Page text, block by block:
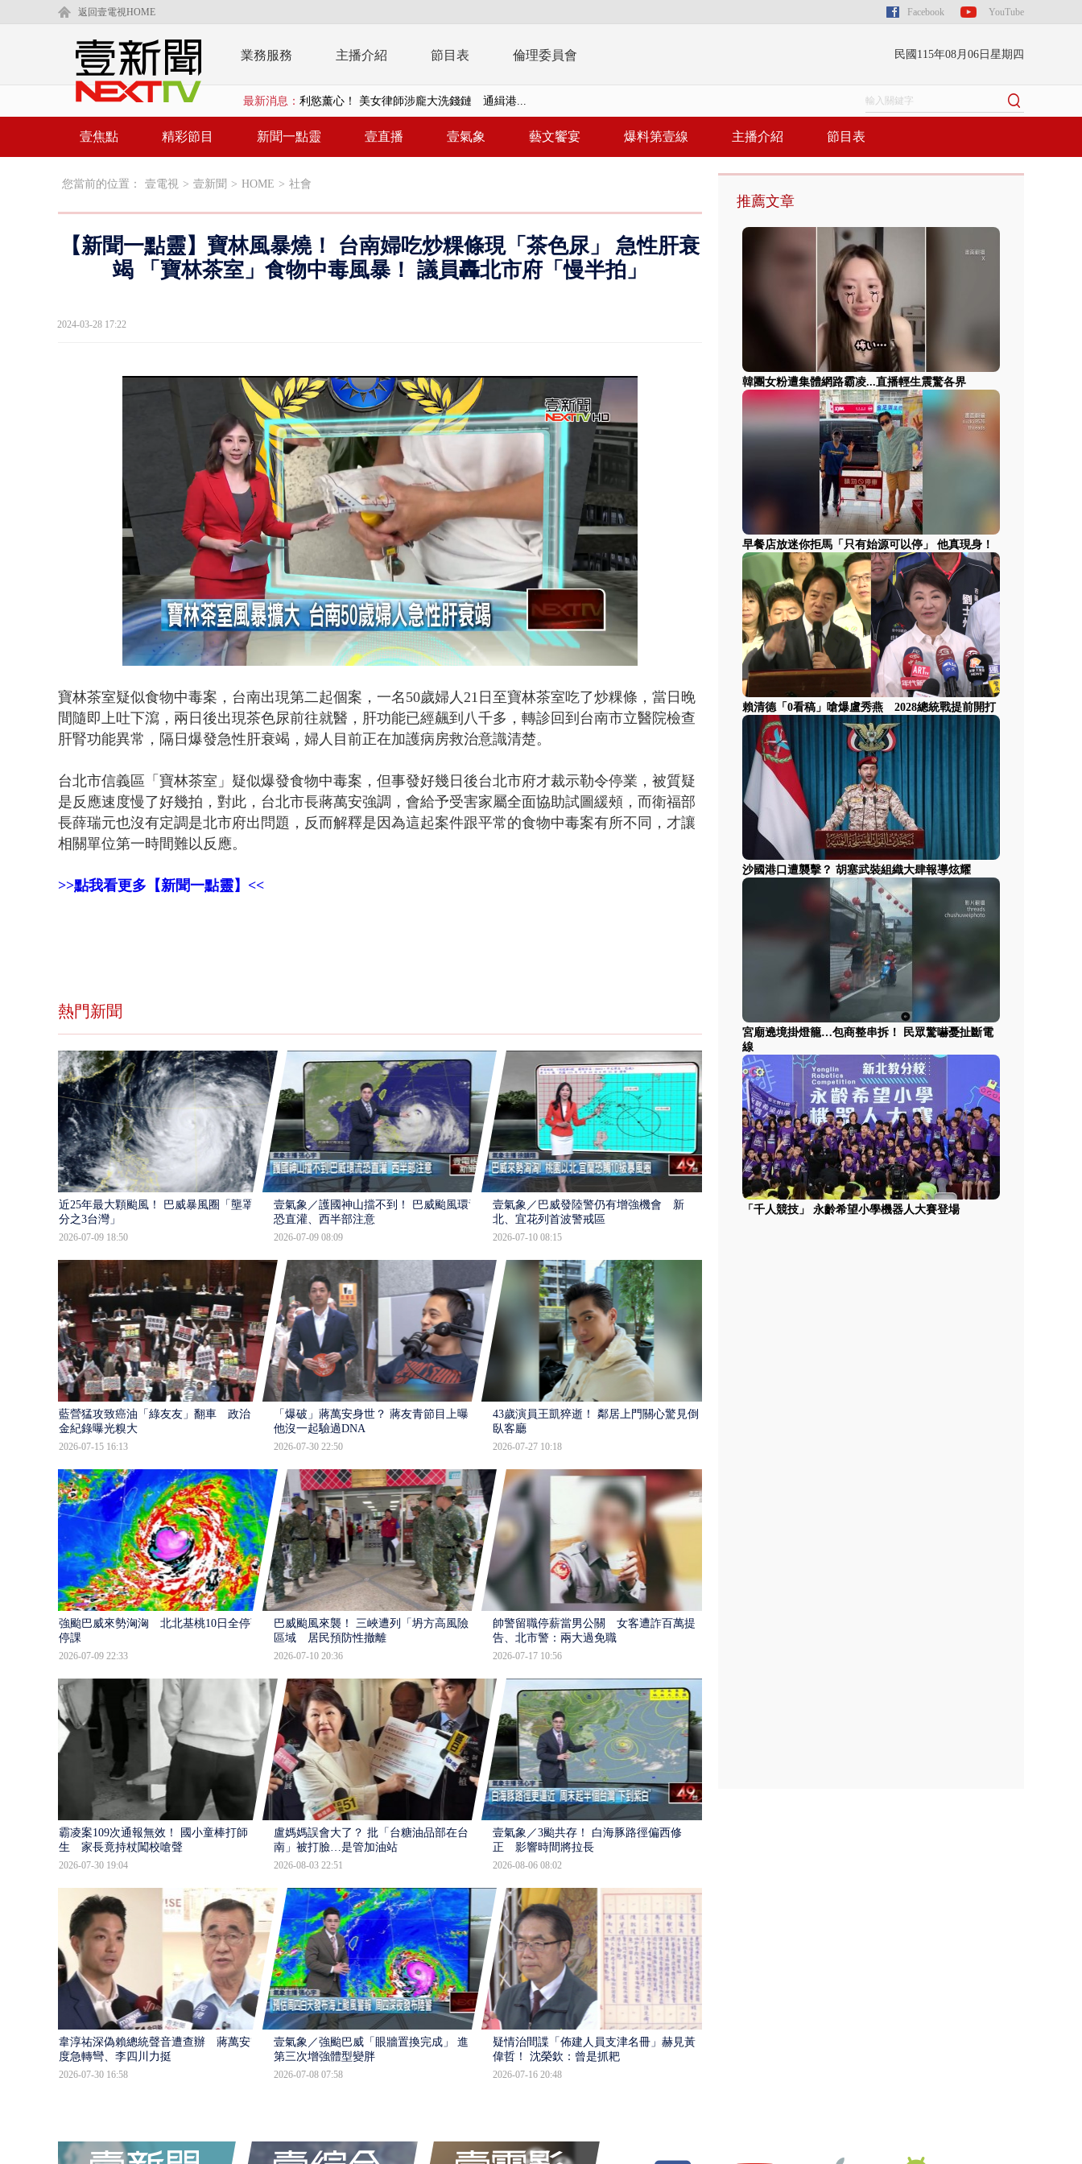
返回壹電視HOME Facebook YouTube
業務服務 主播介紹 節目表 倫理委員會 民國115年08月06日星期四
最新消息： 早餐店放迷你拒馬「只有始源可以停」 他真...
賴清德「0看稿」嗆爆盧秀燕 2028總統戰提...
狠詐慈濟「10.8億」 名律師聯手掮客騙買「B...
漢光42號演習第二日 防護關鍵基礎設施
壹焦點 精彩節目 新聞一點靈 壹直播 壹氣象 藝文饗宴 爆料第壹線 主播介紹 節目表
您當前的位置： 壹電視 > 壹新聞 > HOME > 社會
【新聞一點靈】寶林風暴燒！ 台南婦吃炒粿條現「茶色尿」 急性肝衰
竭 「寶林茶室」食物中毒風暴！ 議員轟北市府「慢半拍」
2024-03-28 17:22
Unmute
18.73%
寶林茶室疑似食物中毒案，台南出現第二起個案，一名50歲婦人21日至寶林茶室吃了炒粿條，當日晚
間隨即上吐下瀉，兩日後出現茶色尿前往就醫，肝功能已經飆到八千多，轉診回到台南市立醫院檢查
肝腎功能異常，隔日爆發急性肝衰竭，婦人目前正在加護病房救治意識清楚。
台北市信義區「寶林茶室」疑似爆發食物中毒案，但事發好幾日後台北市府才裁示勒令停業，被質疑
是反應速度慢了好幾拍，對此，台北市長蔣萬安強調，會給予受害家屬全面協助試圖緩頰，而衛福部
長薛瑞元也沒有定調是北市府出問題，反而解釋是因為這起案件跟平常的食物中毒案有所不同，才讓
相關單位第一時間難以反應。
>>點我看更多【新聞一點靈】<<
熱門新聞
近25年最大顆颱風！ 巴威暴風圈「壟罩4
分之3台灣」
2026-07-09 18:50
壹氣象／護國神山擋不到！ 巴威颱風環流
恐直灌、西半部注意
2026-07-09 08:09
壹氣象／巴威發陸警仍有增強機會 新
北、宜花列首波警戒區
2026-07-10 08:15
藍營猛攻致癌油「綠友友」翻車 政治獻
金紀錄曝光糗大
2026-07-15 16:13
「爆破」蔣萬安身世？ 蔣友青節目上曝：
他沒一起驗過DNA
2026-07-30 22:50
43歲演員王凱猝逝！ 鄰居上門關心驚見倒
臥客廳
2026-07-27 10:18
強颱巴威來勢洶洶 北北基桃10日全停班
停課
2026-07-09 22:33
巴威颱風來襲！ 三峽遭列「坍方高風險」
區域 居民預防性撤離
2026-07-10 20:36
帥警留職停薪當男公關 女客遭詐百萬提
告、北市警：兩大過免職
2026-07-17 10:56
霸凌案109次通報無效！ 國小童棒打師
生 家長竟持杖闖校嗆聲
2026-07-30 19:04
盧媽媽誤會大了？ 批「台糖油品部在台
南」被打臉…是管加油站
2026-08-03 22:51
壹氣象／3颱共存！ 白海豚路徑偏西修
正 影響時間將拉長
2026-08-06 08:02
韋淳祐深偽賴總統聲音遭查辦 蔣萬安態
度急轉彎、李四川力挺
2026-07-30 16:58
壹氣象／強颱巴威「眼牆置換完成」 進入
第三次增強體型變胖
2026-07-08 07:58
疑情治間諜「佈建人員支津名冊」赫見黃
偉哲！ 沈榮欽：曾是抓耙
2026-07-16 20:48
推薦文章
韓團女粉遭集體網路霸凌...直播輕生震驚各界
早餐店放迷你拒馬「只有始源可以停」 他真現身！
賴清德「0看稿」嗆爆盧秀燕 2028總統戰提前開打
沙國港口遭襲擊？ 胡塞武裝組織大肆報導炫耀
宮廟遶境掛燈籠…包商整串拆！ 民眾驚嚇憂扯斷電
線
「千人競技」 永齡希望小學機器人大賽登場